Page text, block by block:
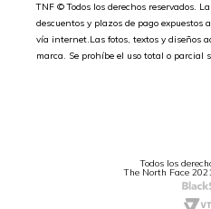
TNF © Todos los derechos reservados.
descuentos y plazos de pago expuestos
vía internet.Las fotos, textos y diseños
marca. Se prohíbe el uso total o parcial
Todos los
The North Face 2021